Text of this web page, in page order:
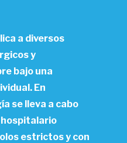
a diversos
y
bajo una
En
se lleva a cabo
estrictos y con